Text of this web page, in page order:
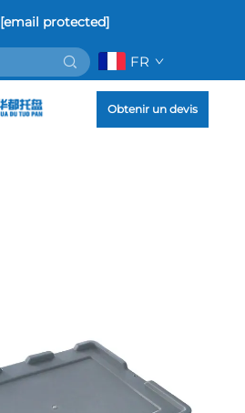
[email protected]
FR
Obtenir un devis